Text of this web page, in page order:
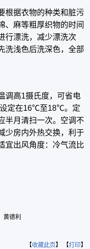
根据衣物的种类和脏污
、麻等粗厚织物的时间
行漂洗，减少漂洗次
洗浅色后洗深色，全部
调高1摄氏度，可省电
定在16℃至18℃。定
半月清扫一次。空调不
少房内外热交换，利于
宜出风角度：冷气流比
黄德利
【收藏此页】 【打印】